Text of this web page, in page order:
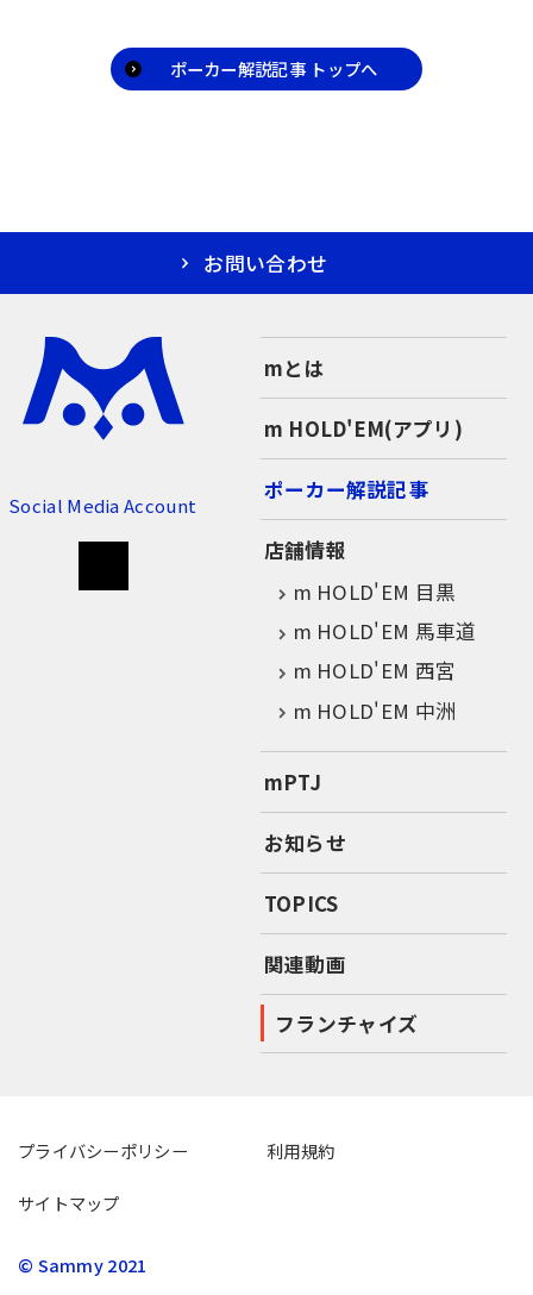
ポーカー解説記事 トップへ
お問い合わせ
Social Media Account
mとは
m HOLD'EM(アプリ)
ポーカー解説記事
店舗情報
m HOLD'EM 目黒
m HOLD'EM 馬車道
m HOLD'EM 西宮
m HOLD'EM 中洲
mPTJ
お知らせ
TOPICS
関連動画
フランチャイズ
プライバシーポリシー 利用規約
サイトマップ
© Sammy 2021